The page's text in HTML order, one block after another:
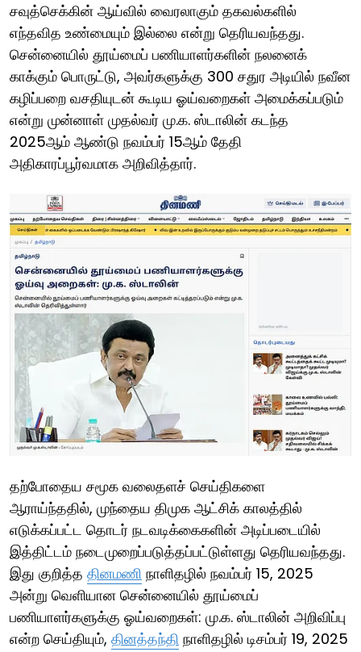
சவுத்செக்கின் ஆய்வில் வைரலாகும் தகவல்களில்
எந்தவித உண்மையும் இல்லை என்று தெரியவந்தது.
சென்னையில் தூய்மைப் பணியாளர்களின் நலனைக்
காக்கும் பொருட்டு, அவர்களுக்கு 300 சதுர அடியில் நவீன
கழிப்பறை வசதியுடன் கூடிய ஓய்வறைகள் அமைக்கப்படும்
என்று முன்னாள் முதல்வர் மு.க. ஸ்டாலின் கடந்த
2025ஆம் ஆண்டு நவம்பர் 15ஆம் தேதி
அதிகாரப்பூர்வமாக அறிவித்தார்.
தற்போதைய சமூக வலைதளச் செய்திகளை
ஆராய்ந்ததில், முந்தைய திமுக ஆட்சிக் காலத்தில்
எடுக்கப்பட்ட தொடர் நடவடிக்கைகளின் அடிப்படையில்
இத்திட்டம் நடைமுறைப்படுத்தப்பட்டுள்ளது தெரியவந்தது.
இது குறித்த தினமணி நாளிதழில் நவம்பர் 15, 2025
அன்று வெளியான சென்னையில் தூய்மைப்
பணியாளர்களுக்கு ஓய்வறைகள்: மு.க. ஸ்டாலின் அறிவிப்பு
என்ற செய்தியும், தினத்தந்தி நாளிதழில் டிசம்பர் 19, 2025